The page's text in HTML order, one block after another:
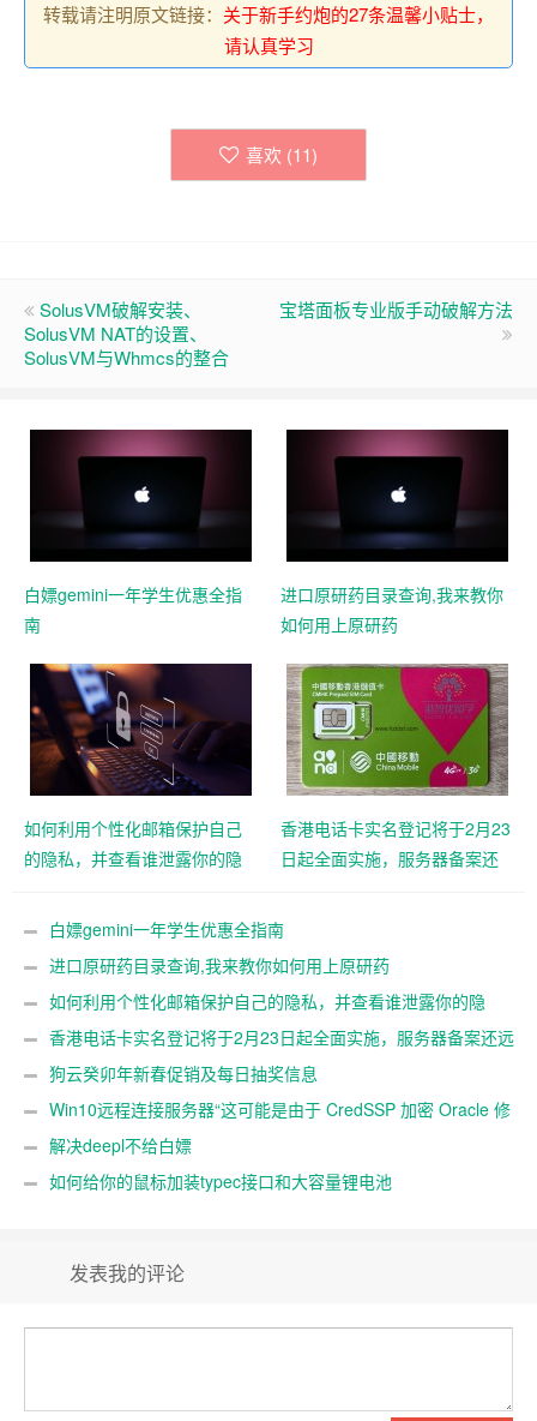
转载请注明原文链接： 关于新手约炮的27条温馨小贴士，
请认真学习
喜欢 (11)
SolusVM破解安装、
SolusVM NAT的设置、
SolusVM与Whmcs的整合
宝塔面板专业版手动破解方法
白嫖gemini一年学生优惠全指
南
进口原研药目录查询,我来教你
如何用上原研药
如何利用个性化邮箱保护自己
的隐私，并查看谁泄露你的隐
香港电话卡实名登记将于2月23
日起全面实施，服务器备案还
白嫖gemini一年学生优惠全指南
进口原研药目录查询,我来教你如何用上原研药
如何利用个性化邮箱保护自己的隐私，并查看谁泄露你的隐
私 香港电话卡实名登记将于2月23日起全面实施，服务器备案还远
吗？狗云癸卯年新春促销及每日抽奖信息
Win10远程连接服务器“这可能是由于 CredSSP 加密 Oracle 修
正”解决办法
解决deepl不给白嫖
如何给你的鼠标加装typec接口和大容量锂电池
发表我的评论